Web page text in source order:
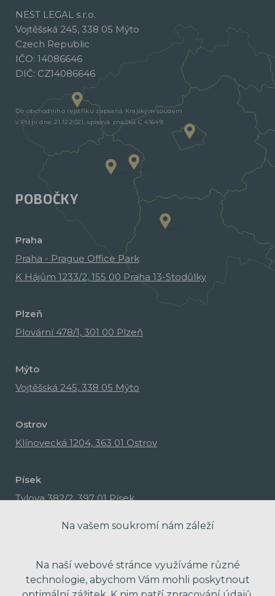
NEST LEGAL s.r.o.
Vojtěšská 245, 338 05 Mýto
Czech Republic
IČO: 14086646
DIČ: CZ14086646
Do obchodního rejstříku zapsaná Krajským soudem
v Plzni dne 21.12.2021, spisová značka C 41649.
POBOČKY
Praha
Praha - Prague Office Park
K Hájům 1233/2, 155 00 Praha 13-Stodůlky
Plzeň
Plovární 478/1, 301 00 Plzeň
Mýto
Vojtěšská 245, 338 05 Mýto
Ostrov
Klínovecká 1204, 363 01 Ostrov
Písek
Tylova 382/2, 397 01 Písek
Na vašem soukromí nám záleží
Na naší webové stránce využíváme různé
technologie, abychom Vám mohli poskytnout